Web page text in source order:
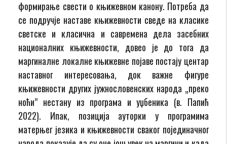
формирање свести о књижевном канону. Потреба да
се подручје наставе књижевности сведе на класике
светске и класична и савремена дела засебних
националних књижевности, довео је до тога да
маргиналне локалне књижевне појаве постају центар
наставног интересовања, док важне фигуре
књижевности других јужнословенских народа „преко
ноћи” нестану из програма и уџбеника (в. Папић
2022). Ипак, позиција ауторки у програмима
матерњег језика и књижевности сваког појединачног